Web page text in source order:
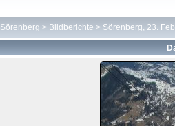
Sörenberg > Bildberichte > Sörenberg, 23.